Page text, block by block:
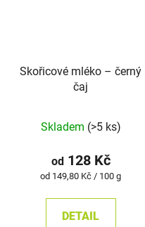
Skořicové mléko – černý
čaj
Skladem (>5 ks)
od128 Kč
Měrná
od 149,80 Kč / 100 g
DETAIL